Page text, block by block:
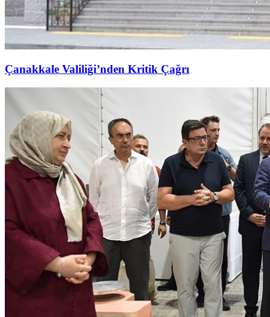
Çanakkale Valiliği’nden Kritik Çağrı